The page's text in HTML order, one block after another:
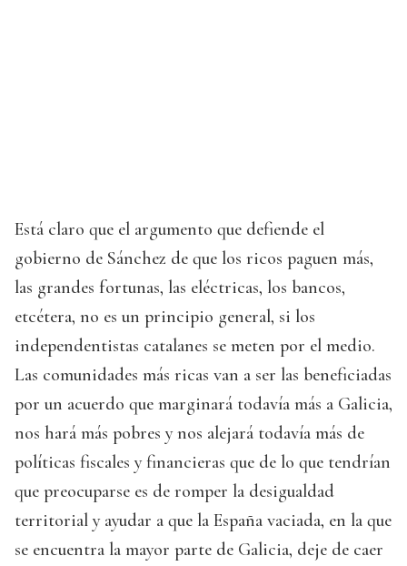
Está claro que el argumento que defiende el
gobierno de Sánchez de que los ricos paguen más,
las grandes fortunas, las eléctricas, los bancos,
etcétera, no es un principio general, si los
independentistas catalanes se meten por el medio.
Las comunidades más ricas van a ser las beneficiadas
por un acuerdo que marginará todavía más a Galicia,
nos hará más pobres y nos alejará todavía más de
políticas fiscales y financieras que de lo que tendrían
que preocuparse es de romper la desigualdad
territorial y ayudar a que la España vaciada, en la que
se encuentra la mayor parte de Galicia, deje de caer